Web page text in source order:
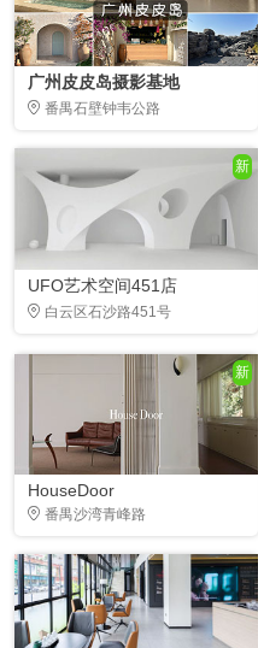
广州皮皮岛摄影基地
番禺石壁钟韦公路
新
UFO艺术空间451店
白云区石沙路451号
新
HouseDoor
番禺沙湾青峰路